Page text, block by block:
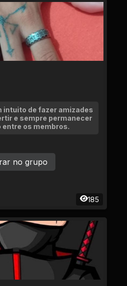
intuito de fazer amizades
e sempre permanecer
entre os membros.
185
no grupo